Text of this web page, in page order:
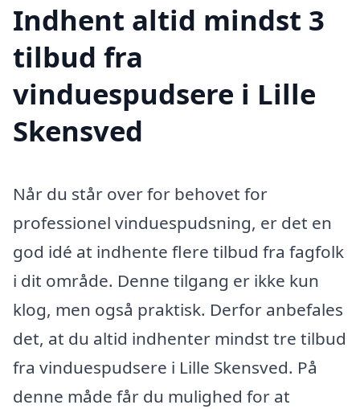
Indhent altid mindst 3
tilbud fra
vinduespudsere i Lille
Skensved
Når du står over for behovet for
professionel vinduespudsning, er det en
god idé at indhente flere tilbud fra fagfolk
i dit område. Denne tilgang er ikke kun
klog, men også praktisk. Derfor anbefales
det, at du altid indhenter mindst tre tilbud
fra vinduespudsere i Lille Skensved. På
denne måde får du mulighed for at